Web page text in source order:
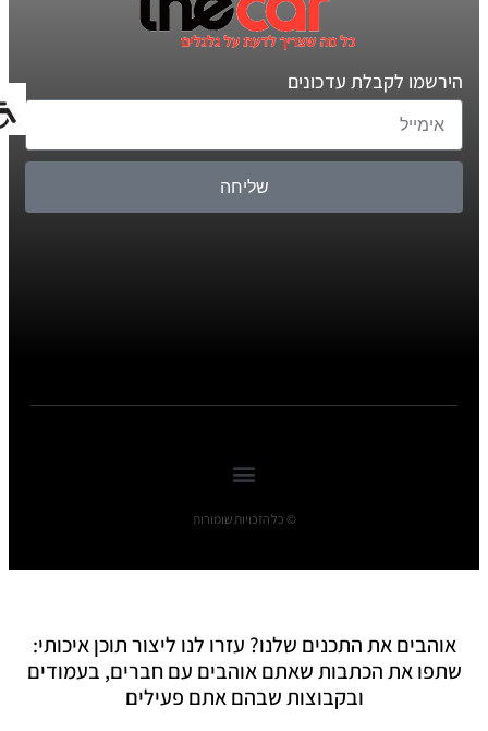
הירשמו לקבלת עדכונים
שליחה
© כל הזכויות שומורות
אוהבים את התכנים שלנו? עזרו לנו ליצור תוכן איכותי:
שתפו את הכתבות שאתם אוהבים עם חברים, בעמודים
ובקבוצות שבהם אתם פעילים